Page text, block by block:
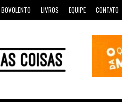
LIVROS EQUIPE CONTATO